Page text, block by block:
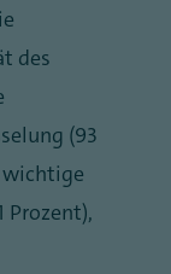
des
(93
wichtige
Prozent),